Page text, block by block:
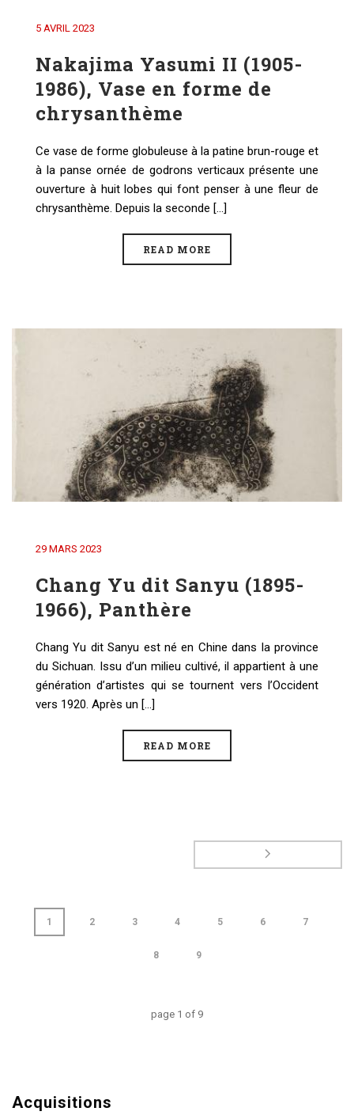
5 AVRIL 2023
Nakajima Yasumi II (1905-
1986), Vase en forme de
chrysanthème
Ce vase de forme globuleuse à la patine brun-rouge et
à la panse ornée de godrons verticaux présente une
ouverture à huit lobes qui font penser à une fleur de
chrysanthème. Depuis la seconde [...]
READ MORE
29 MARS 2023
Chang Yu dit Sanyu (1895-
1966), Panthère
Chang Yu dit Sanyu est né en Chine dans la province
du Sichuan. Issu d’un milieu cultivé, il appartient à une
génération d’artistes qui se tournent vers l’Occident
vers 1920. Après un [...]
READ MORE
1 2 3 4 5 6 7
8 9
page 1 of 9
Acquisitions